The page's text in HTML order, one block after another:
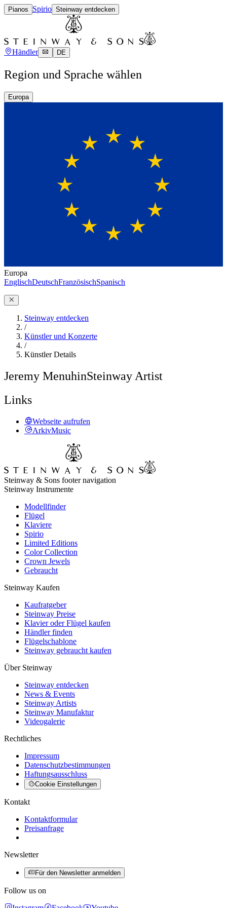
Pianos Spirio Steinway entdecken
Händler DE
Region und Sprache wählen
Europa
Europa
EnglischDeutschFranzösischSpanisch
Steinway entdecken
/
Künstler und Konzerte
/
Künstler Details
Jeremy MenuhinSteinway Artist
Links
Webseite aufrufen
ArkivMusic
Steinway & Sons footer navigation
Steinway Instrumente
Modellfinder
Flügel
Klaviere
Spirio
Limited Editions
Color Collection
Crown Jewels
Gebraucht
Steinway Kaufen
Kaufratgeber
Steinway Preise
Klavier oder Flügel kaufen
Händler finden
Flügelschablone
Steinway gebraucht kaufen
Über Steinway
Steinway entdecken
News & Events
Steinway Artists
Steinway Manufaktur
Videogalerie
Rechtliches
Impressum
Datenschutzbestimmungen
Haftungsausschluss
Cookie Einstellungen
Kontakt
Kontaktformular
Preisanfrage
Newsletter
Für den Newsletter anmelden
Follow us on